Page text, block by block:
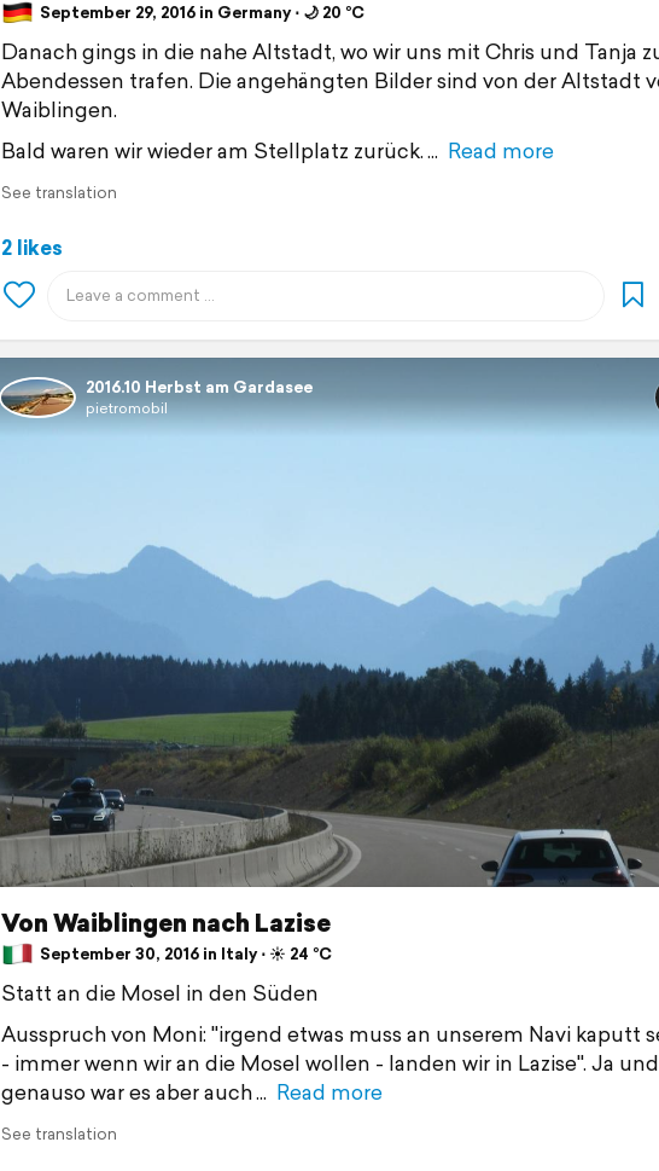
September 29, 2016 in Germany ⋅ 🌙 20 °C
Danach gings in die nahe Altstadt, wo wir uns mit Chris und Tanja
Abendessen trafen. Die angehängten Bilder sind von der Altstadt
Waiblingen.
Bald waren wir wieder am Stellplatz zurück.
Read more
See translation
2 likes
2016.10 Herbst am Gardasee
pietromobil
Von Waiblingen nach Lazise
September 30, 2016 in Italy ⋅ ☀️ 24 °C
Statt an die Mosel in den Süden
Ausspruch von Moni: "irgend etwas muss an unserem Navi kaputt
- immer wenn wir an die Mosel wollen - landen wir in Lazise". Ja und
genauso war es aber auch
Read more
See translation